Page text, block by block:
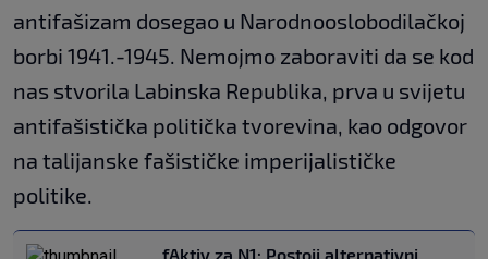
antifašizam dosegao u Narodnooslobodilačkoj
borbi 1941.-1945. Nemojmo zaboraviti da se kod
nas stvorila Labinska Republika, prva u svijetu
antifašistička politička tvorevina, kao odgovor
na talijanske fašističke imperijalističke
politike.
fAktiv za N1: Postoji alternativni